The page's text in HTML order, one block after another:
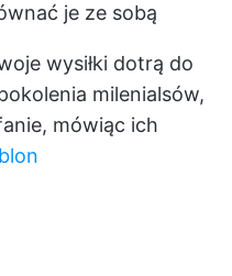
je ze sobą
wysiłki dotrą do
milenialsów,
mówiąc ich